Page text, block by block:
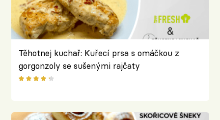
Těhotnej kuchař: Kuřecí prsa s omáčkou z
gorgonzoly se sušenými rajčaty